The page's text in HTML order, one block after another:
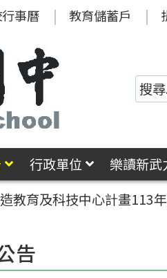
事曆 教育儲蓄戶
行政單位 樂讀新武
教育及科技中心計畫113
告